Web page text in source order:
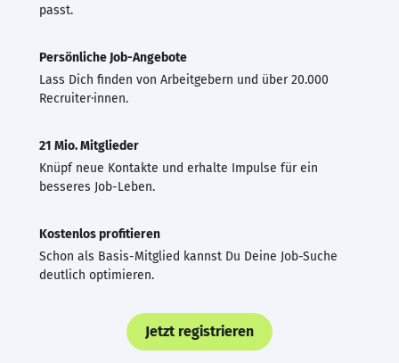
passt.
Persönliche Job-Angebote
Lass Dich finden von Arbeitgebern und über 20.000
Recruiter·innen.
21 Mio. Mitglieder
Knüpf neue Kontakte und erhalte Impulse für ein
besseres Job-Leben.
Kostenlos profitieren
Schon als Basis-Mitglied kannst Du Deine Job-Suche
deutlich optimieren.
Jetzt registrieren